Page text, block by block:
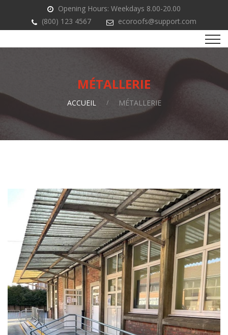
Opening Hours: Weekdays 8.00-20.00
(800) 123 4567
ecoroofs@support.com
MÉTALLERIE
ACCUEIL MÉTALLERIE